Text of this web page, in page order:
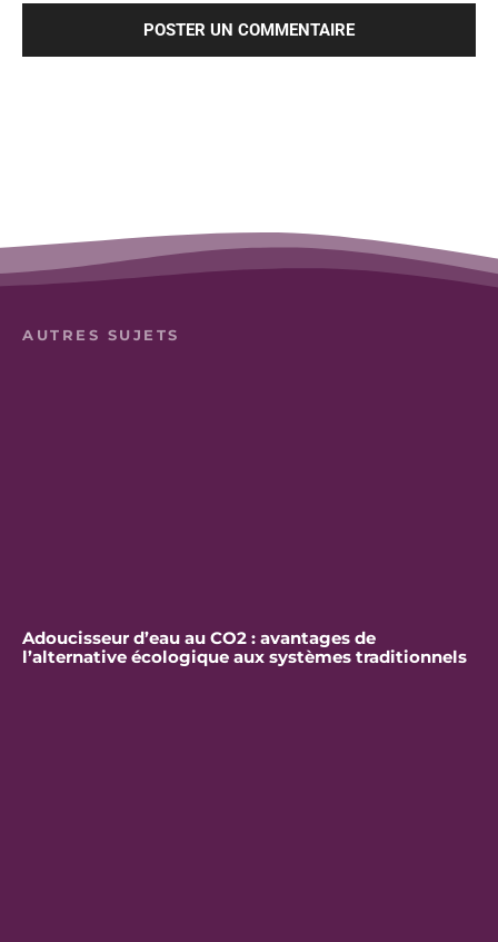
AUTRES SUJETS
Adoucisseur d’eau au CO2 : avantages de
l’alternative écologique aux systèmes traditionnels